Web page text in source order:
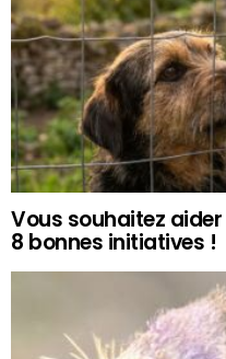
Vous souhaitez
8 bonnes initiatives !